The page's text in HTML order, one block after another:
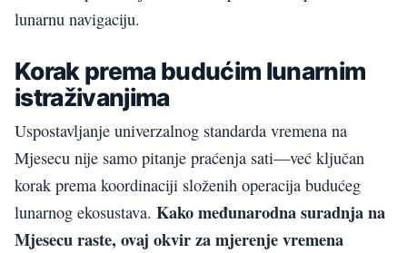
lunarnu navigaciju.
Korak prema budućim lunarnim
istraživanjima
Uspostavljanje univerzalnog standarda vremena na
Mjesecu nije samo pitanje praćenja sati—već ključan
korak prema koordinaciji složenih operacija budućeg
lunarnog ekosustava. Kako međunarodna suradnja na
Mjesecu raste, ovaj okvir za mjerenje vremena